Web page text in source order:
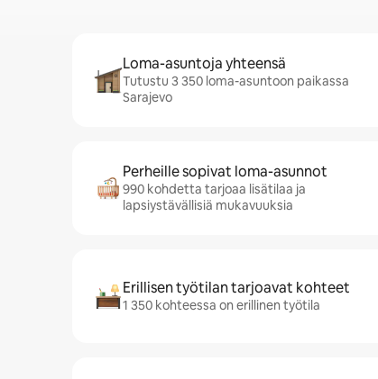
Loma-asuntoja yhteensä
Tutustu 3 350 loma-asuntoon paikassa
Sarajevo
Perheille sopivat loma-asunnot
990 kohdetta tarjoaa lisätilaa ja
lapsiystävällisiä mukavuuksia
Erillisen työtilan tarjoavat kohteet
1 350 kohteessa on erillinen työtila